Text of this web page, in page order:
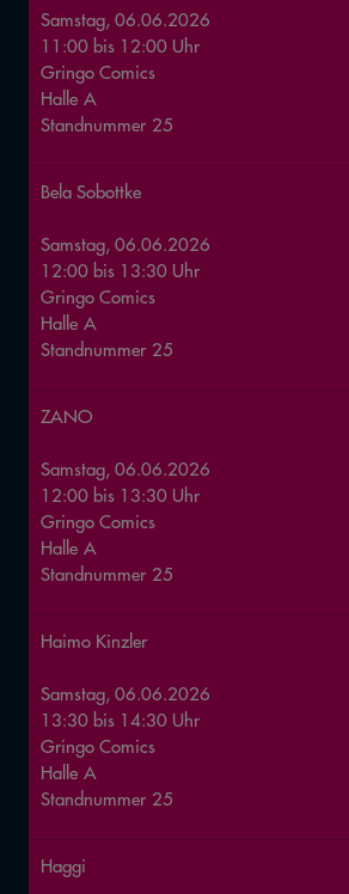
Samstag, 06.06.2026
11:00 bis 12:00 Uhr
Gringo Comics
Halle A
Standnummer 25
Bela Sobottke
Samstag, 06.06.2026
12:00 bis 13:30 Uhr
Gringo Comics
Halle A
Standnummer 25
ZANO
Samstag, 06.06.2026
12:00 bis 13:30 Uhr
Gringo Comics
Halle A
Standnummer 25
Haimo Kinzler
Samstag, 06.06.2026
13:30 bis 14:30 Uhr
Gringo Comics
Halle A
Standnummer 25
Haggi